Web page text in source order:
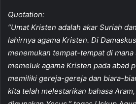
c
e
b
o
o
k
at
s
A
p
p
ai
l
ar
e
Quotation:
“Umat Kristen adalah akar Suriah
lahirnya agama Kristen. Di
menemukan tempat-tempat di mana
memeluk agama Kristen pada abad
memiliki gereja-gereja dan biara-
kita telah melestarikan bahasa